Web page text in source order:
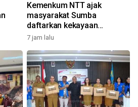
Kemenkum NTT ajak
masyarakat Sumba
daftarkan kekayaan
intelektual
7 jam lalu